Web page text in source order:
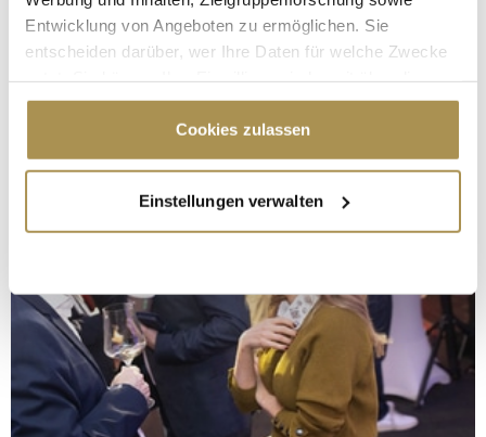
Entwicklung von Angeboten zu ermöglichen. Sie
entscheiden darüber, wer Ihre Daten für welche Zwecke
Cookie-Erklärung oder durch Klicken auf das Privacy
Trigger Symbol ändern oder widerrufen
Informationen über Ihre geografische Lage
erfassen, welche bis auf einige Meter genau sein
bestimmten Merkmalen (Fingerprinting) identifizieren
Erfahren Sie mehr darüber, wie Ihre persönlichen Daten
verarbeitet werden, und legen Sie Ihre Präferenzen im
Abschnitt Einzelheiten
fest.
Cookies zulassen
Einstellungen verwalten